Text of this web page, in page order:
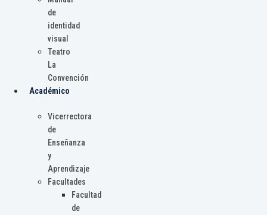
de
identidad
visual
Teatro
La
Convención
Académico
Vicerrectora
de
Enseñanza
y
Aprendizaje
Facultades
Facultad
de